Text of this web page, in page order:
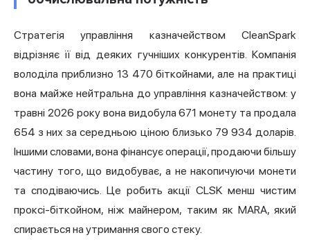
Стратегія управління казначейством CleanSpark
відрізняє її від деяких гучніших конкурентів. Компанія
володіла приблизно 13 470 біткойнами, але на практиці
вона майже нейтральна до управління казначейством: у
травні 2026 року вона видобула 671 монету та продала
654 з них за середньою ціною близько 79 934 доларів.
Іншими словами, вона фінансує операції, продаючи більшу
частину того, що видобуває, а не накопичуючи монети
та сподіваючись. Це робить акції CLSK менш чистим
проксі-біткойном, ніж майнером, таким як MARA, який
спирається на утримання свого стеку.